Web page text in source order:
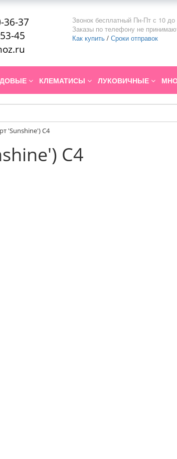
36-37
45
Звонок бесплатный Пн-Пт с 10 до
Заказы по телефону не
Как купить / Сроки отправок
КЛЕМАТИСЫ ЛУКОВИЧНЫЕ
'Sunshine') C4
C4